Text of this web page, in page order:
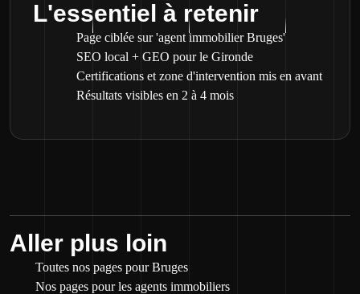
L'essentiel à retenir
Page ciblée sur 'agent immobilier Bruges'
SEO local + GEO pour le Gironde
Certifications et zone d'intervention mis en avant
Résultats visibles en 2 à 4 mois
Aller plus loin
Toutes nos pages pour Bruges
Nos pages pour les agents immobiliers